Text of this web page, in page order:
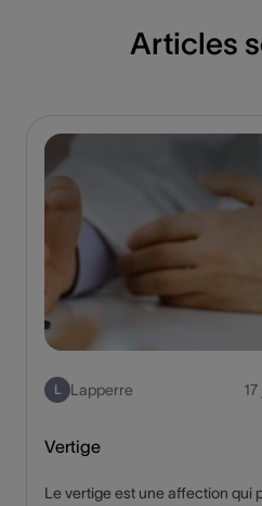
Articles
L Lapperre
Vertige
Le vertige est une affection qui